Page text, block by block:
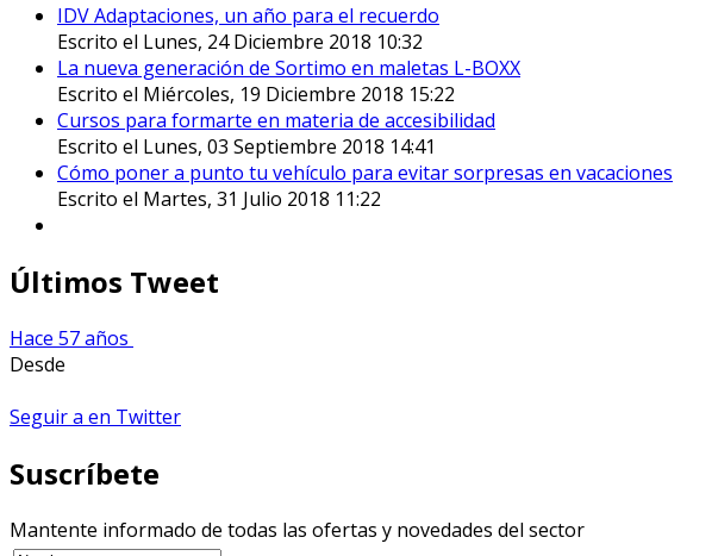
IDV Adaptaciones, un año para el recuerdo
Escrito el Lunes, 24 Diciembre 2018 10:32
La nueva generación de Sortimo en maletas L-BOXX
Escrito el Miércoles, 19 Diciembre 2018 15:22
Cursos para formarte en materia de accesibilidad
Escrito el Lunes, 03 Septiembre 2018 14:41
Cómo poner a punto tu vehículo para evitar sorpresas en vacaciones
Escrito el Martes, 31 Julio 2018 11:22
Últimos Tweet
Hace 57 años
Desde
Seguir a en Twitter
Suscríbete
Mantente informado de todas las ofertas y novedades del sector